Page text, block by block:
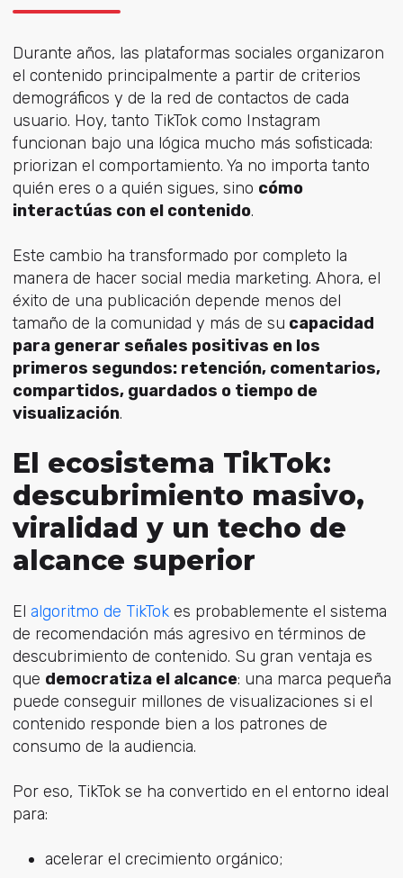
Durante años, las plataformas sociales organizaron
el contenido principalmente a partir de criterios
demográficos y de la red de contactos de cada
usuario. Hoy, tanto TikTok como Instagram
funcionan bajo una lógica mucho más sofisticada:
priorizan el comportamiento. Ya no importa tanto
quién eres o a quién sigues, sino cómo
interactúas con el contenido.
Este cambio ha transformado por completo la
manera de hacer social media marketing. Ahora, el
éxito de una publicación depende menos del
tamaño de la comunidad y más de su capacidad
para generar señales positivas en los
primeros segundos: retención, comentarios,
compartidos, guardados o tiempo de
visualización.
El ecosistema TikTok:
descubrimiento masivo,
viralidad y un techo de
alcance superior
El algoritmo de TikTokes probablemente el sistema
de recomendación más agresivo en términos de
descubrimiento de contenido. Su gran ventaja es
que democratiza el alcance: una marca pequeña
puede conseguir millones de visualizaciones si el
contenido responde bien a los patrones de
consumo de la audiencia.
Por eso, TikTok se ha convertido en el entorno ideal
para:
acelerar el crecimiento orgánico;